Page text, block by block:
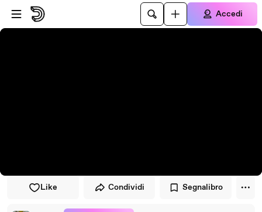
Vai al lettore
Passa al contenuto principale
Accedi
Like Condividi Segnalibro